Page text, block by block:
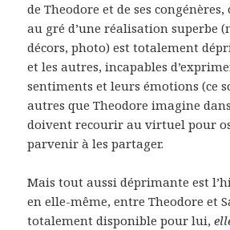
de Theodore et de ses
au gré d’une réalisation superbe
décors, photo) est totalement
et les autres, incapables
sentiments et leurs émotions (ce
autres que Theodore imagine
doivent recourir au virtuel pour
parvenir à les partager.
Mais tout aussi déprimante est
en elle-même, entre Theodore et
totalement disponible pour lui,